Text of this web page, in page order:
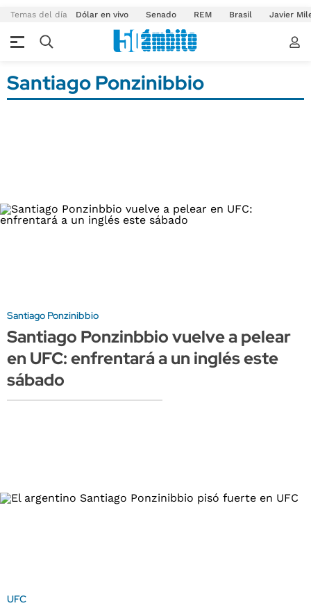
Temas del día Dólar en vivo Senado REM Brasil Javier
Santiago Ponzinibbio
Santiago Ponzinibbio
Santiago Ponzinbbio vuelve a pelear
en UFC: enfrentará a un inglés este
sábado
UFC